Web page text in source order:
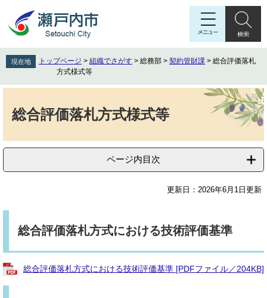
先
頭
を
飛
へ
現在地 トップページ > 組織でさがす > 総務部 > 契約管財課 > 総合評価落札
方式様式等
総合評価落札方式様式等
ページ内目次
更新日：2026年6月1日更新
総合評価落札方式における技術評価基準
総合評価落札方式における技術評価基準 [PDFファイル／204KB]